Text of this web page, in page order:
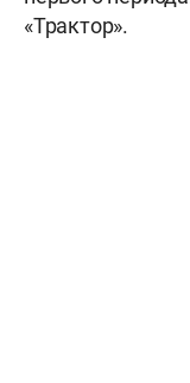
«Трактор».